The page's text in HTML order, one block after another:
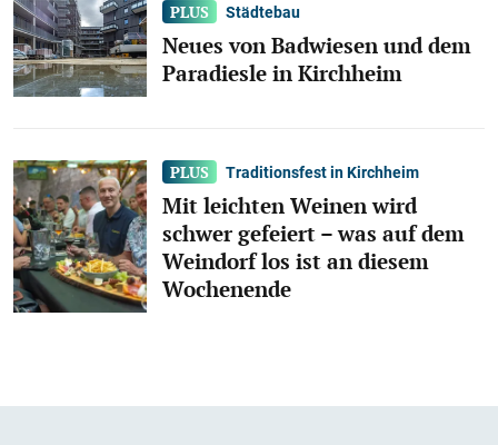
Städtebau
Neues von Badwiesen und dem
Paradiesle in Kirchheim
Traditionsfest in Kirchheim
Mit leichten Weinen wird
schwer gefeiert – was auf dem
Weindorf los ist an diesem
Wochenende